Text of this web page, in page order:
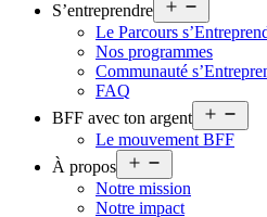
S’entreprendre
le
menu
Le Parcours
Nos programmes
Communauté
FAQ
BFF avec ton argent
le
Le mouvement BFF
À propos
le
menu
Notre mission
Notre impact